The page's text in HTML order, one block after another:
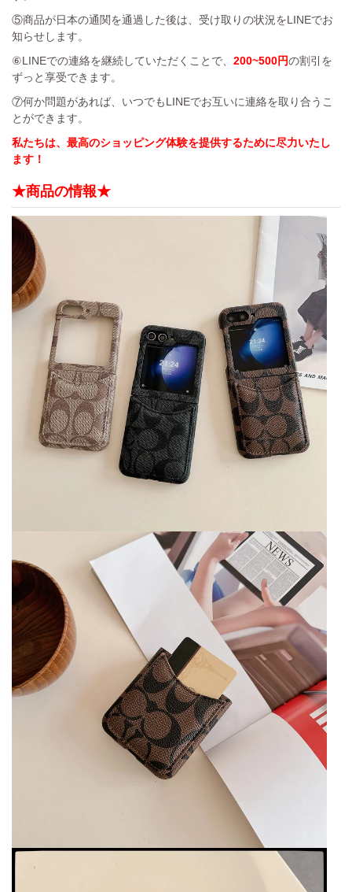
⑤商品が日本の通関を通過した後は、受け取りの状況をLINEでお
知らせします。
⑥LINEでの連絡を継続していただくことで、 200~500円の割引を
ずっと享受できます。
⑦何か問題があれば、いつでもLINEでお互いに連絡を取り合うこ
とができます。
私たちは、最高のショッピング体験を提供するために尽力いたし
ます！
★商品の情報★